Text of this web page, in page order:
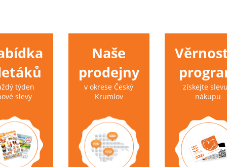
týden
slevy
Naše
prodejny
v okrese Český
Krumlov
získejte
nákupu